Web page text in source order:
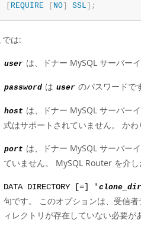
[ REQUIRE [ NO] SSL] ;
では:
user は、ドナー MySQL サーバー
password は user のパスワードで
host は、ドナー MySQL サーバー
式はサポートされていません。 か
port は、ドナー MySQL サーバー
ていません。 MySQL Router を介
DATA DIRECTORY [=] ' clone_dir
句です。 このオプションは、受信
ィレクトリが存在していない必要が